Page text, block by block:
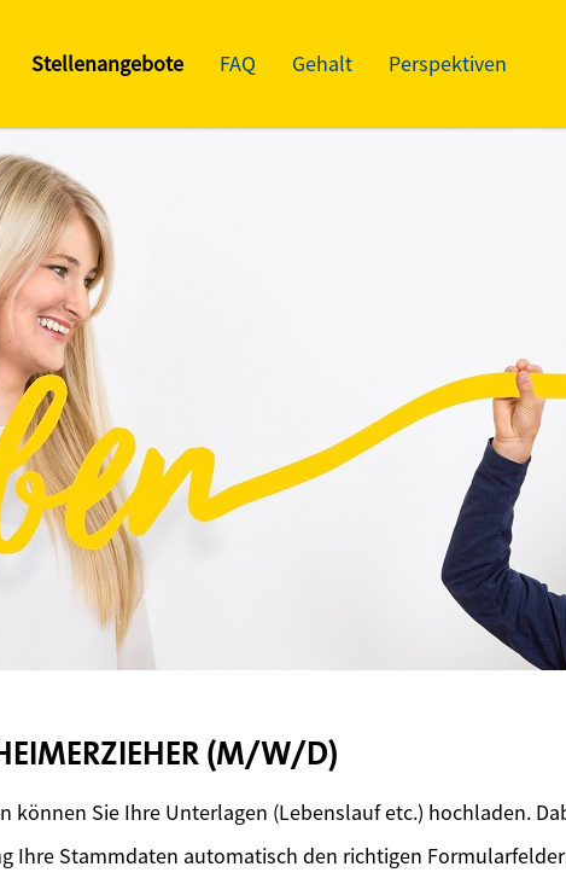
Stellenangebote FAQ Gehalt Perspektiven
(M/W/D)
können Sie Ihre Unterlagen (Lebenslauf etc.) hochladen.
Ihre Stammdaten automatisch den richtigen